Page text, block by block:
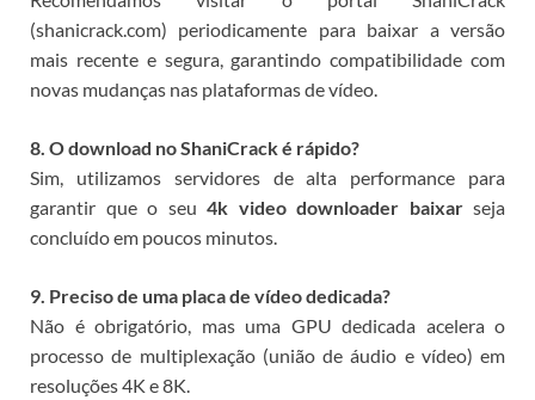
(shanicrack.com) periodicamente para baixar a versão
mais recente e segura, garantindo compatibilidade com
novas mudanças nas plataformas de vídeo.
8. O download no ShaniCrack é rápido?
Sim, utilizamos servidores de alta performance para
garantir que o seu 4k video downloader baixarseja
concluído em poucos minutos.
9. Preciso de uma placa de vídeo dedicada?
Não é obrigatório, mas uma GPU dedicada acelera o
processo de multiplexação (união de áudio e vídeo) em
resoluções 4K e 8K.